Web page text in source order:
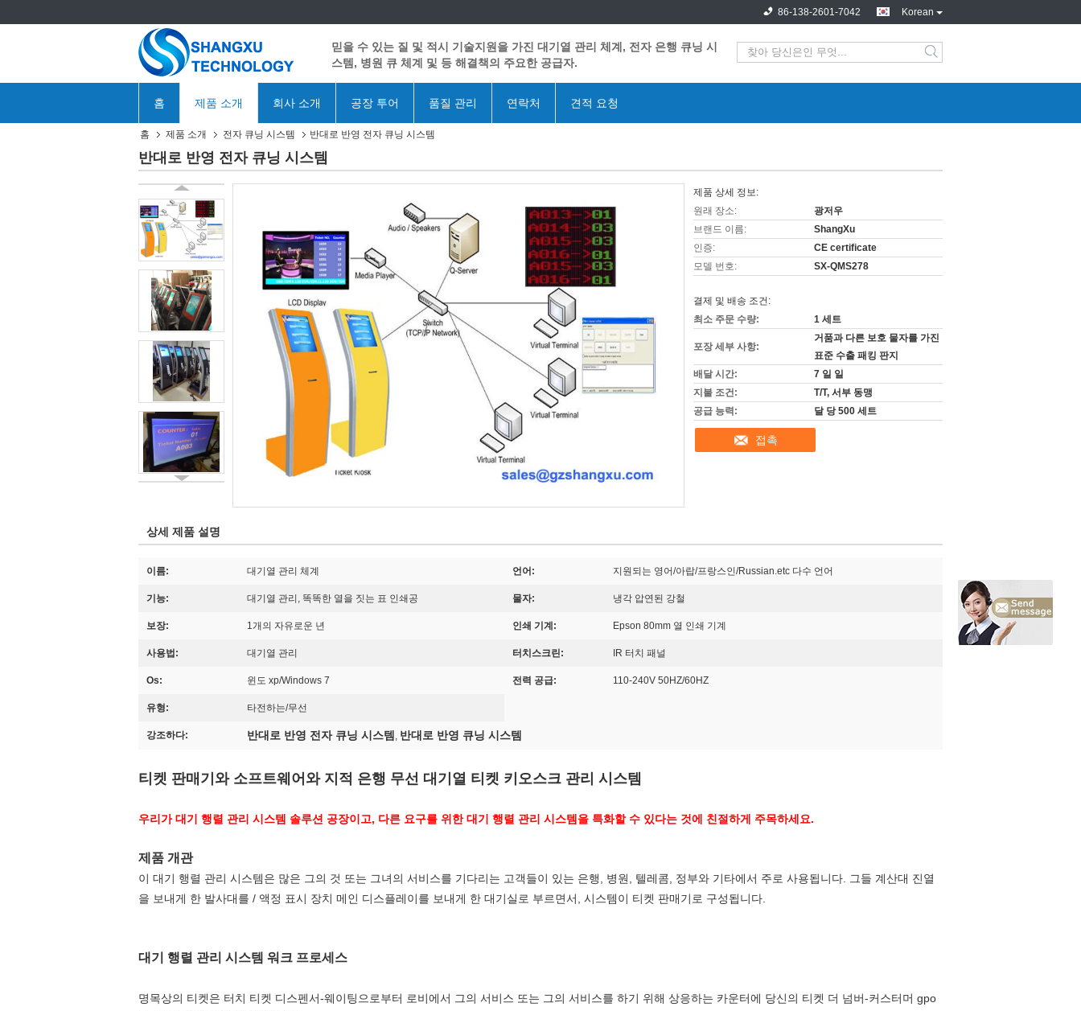
Korean
86-138-2601-7042
믿을 수 있는 질 및 적시 기술지원을 가진 대기열 관리 체계, 전자 은행 큐닝 시
스템, 병원 큐 체계 및 등 해결책의 주요한 공급자.
홈 제품 소개 회사 소개 공장 투어 품질 관리 연락처 견적 요청
홈 제품 소개 전자 큐닝 시스템 반대로 반영 전자 큐닝 시스템
반대로 반영 전자 큐닝 시스템
제품 상세 정보:
원래 장소:
광저우
브랜드 이름:
ShangXu
인증:
CE certificate
모델 번호:
SX-QMS278
결제 및 배송 조건:
최소 주문 수량:
1 세트
포장 세부 사항:
거품과 다른 보호 물자를 가진
표준 수출 패킹 판지
배달 시간:
7 일 일
지불 조건:
T/T, 서부 동맹
공급 능력:
달 당 500 세트
접촉
상세 제품 설명
이름: 대기열 관리 체계 언어: 지원되는 영어/아랍/프랑스인/Russian.etc 다수 언어
기능: 대기열 관리, 똑똑한 열을 짓는 표 인쇄공 물자: 냉각 압연된 강철
보장: 1개의 자유로운 년 인쇄 기계: Epson 80mm 열 인쇄 기계
사용법: 대기열 관리 터치스크린: IR 터치 패널
Os: 윈도 xp/Windows 7 전력 공급: 110-240V 50HZ/60HZ
유형: 타전하는/무선
강조하다: 반대로 반영 전자 큐닝 시스템 , 반대로 반영 큐닝 시스템
티켓 판매기와 소프트웨어와 지적 은행 무선 대기열 티켓 키오스크 관리 시스템
우리가 대기 행렬 관리 시스템 솔루션 공장이고, 다른 요구를 위한 대기 행렬 관리 시스템을 특화할 수 있다는 것에 친절하게 주목하세요.
제품 개관
이 대기 행렬 관리 시스템은 많은 그의 것 또는 그녀의 서비스를 기다리는 고객들이 있는 은행, 병원, 텔레콤, 정부와 기타에서 주로 사용됩니다. 그들 계산대 진열
을 보내게 한 발사대를 / 액정 표시 장치 메인 디스플레이를 보내게 한 대기실로 부르면서, 시스템이 티켓 판매기로 구성됩니다.
대기 행렬 관리 시스템 워크 프로세스
명목상의 티켓은 터치 티켓 디스펜서-웨이팅으로부터 로비에서 그의 서비스 또는 그의 서비스를 하기 위해 상응하는 카운터에 당신의 티켓 더 넘버-커스터머 gpo